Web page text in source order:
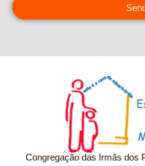
Congregação das Irmãs dos